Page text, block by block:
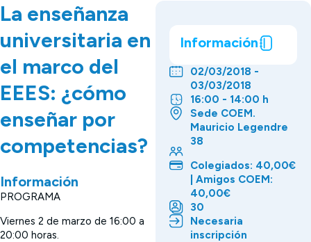
La enseñanza
universitaria en
el marco del
EEES: ¿cómo
enseñar por
competencias?
Información
PROGRAMA
Viernes 2 de marzo de 16:00 a
20:00 horas.
Información
02/03/2018 -
03/03/2018
16:00 - 14:00 h
Sede COEM.
Mauricio Legendre
38
Colegiados: 40,00€
| Amigos COEM:
40,00€
30
Necesaria
inscripción